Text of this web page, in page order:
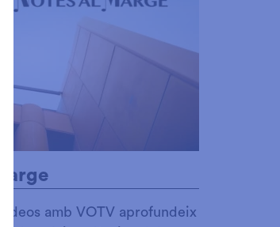
vídeos amb VOTV aprofundeix